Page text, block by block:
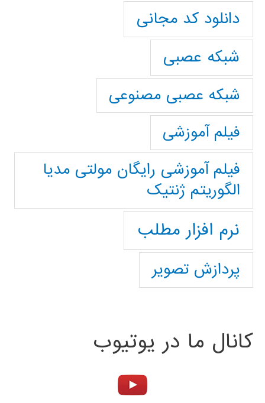
دانلود کد مجانی
شبکه عصبی
شبکه عصبی مصنوعی
فیلم آموزشی
فیلم آموزشی رایگان مولتی مدیا
الگوریتم ژنتیک
نرم افزار مطلب
پردازش تصویر
کانال ما در یوتیوب